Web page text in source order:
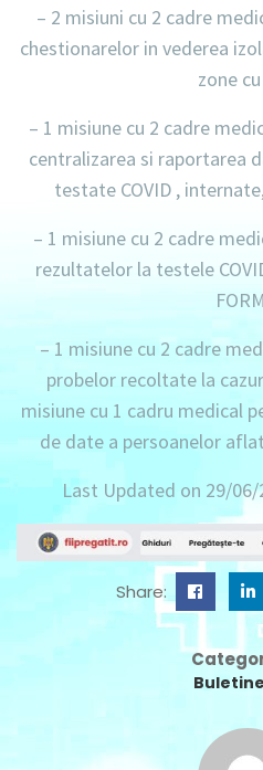
– 2 misiuni cu 2 cadre
chestionarelor in vederea
zone
– 1 misiunecu 2 cadre
centralizarea si raportarea
testate COVID ,
– 1 misiunecu 2 cadre
rezultatelor la testele
– 1 misiunecu 2 cadre
probelor recoltate la
misiune cu 1 cadru medical
de date a persoanelor
Last Updated on 29/06/
Share: